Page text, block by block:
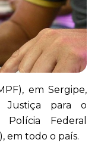
em Sergipe,
para o
Federal
em todo o país.